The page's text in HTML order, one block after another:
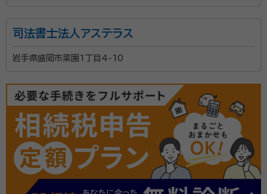
司法書士法人アステラス
岩手県盛岡市菜園1丁目4-10